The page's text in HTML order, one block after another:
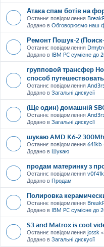
Атака спам ботів на
Останнє повідомлення
Додано в Обговорюємо наш
Ремонт Пошук-2
Останнє повідомлення
Додано в IBM PC сумісне до
групповой трансфер
способ
Останнє повідомлення
Додано в Загальні дискусії
(Ще один) домашній
Останнє повідомлення
Додано в Загальні дискусії
шукаю AMD K6-2
Останнє повідомлення 641kb
Додано в Шукаю
продам материнку з
Останнє повідомлення v0f41k
Додано в Продам
Полировка
Останнє повідомлення
Додано в IBM PC сумісне до
S3 and Matrox is cool
Останнє повідомлення jossk «
Додано в Загальні дискусії